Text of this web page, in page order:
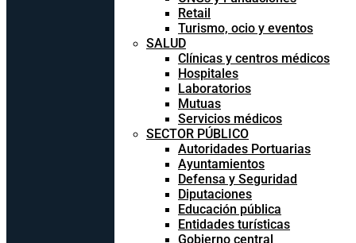
Retail
Turismo, ocio y eventos
SALUD
Clínicas y centros médicos
Hospitales
Laboratorios
Mutuas
Servicios médicos
SECTOR PÚBLICO
Autoridades Portuarias
Ayuntamientos
Defensa y Seguridad
Diputaciones
Educación pública
Entidades turísticas
Gobierno central